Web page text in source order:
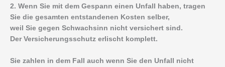
2. Wenn Sie mit dem Gespann einen Unfall haben, tragen
Sie die gesamten entstandenen Kosten selber,
weil Sie gegen Schwachsinn nicht versichert sind.
Der Versicherungsschutz erlischt komplett.
Sie zahlen in dem Fall auch wenn Sie den Unfall nicht